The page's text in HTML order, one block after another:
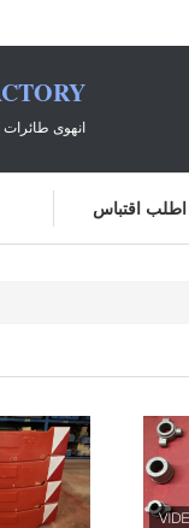
انهوى طائرات
اطلب اقتباس